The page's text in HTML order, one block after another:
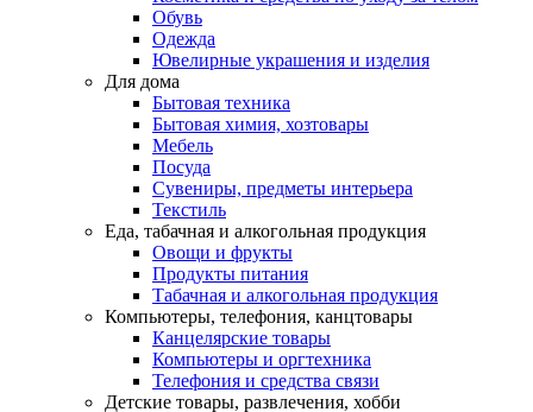
Обувь
Одежда
Ювелирные украшения и изделия
Для дома
Бытовая техника
Бытовая химия, хозтовары
Мебель
Посуда
Сувениры, предметы интерьера
Текстиль
Еда, табачная и алкогольная продукция
Овощи и фрукты
Продукты питания
Табачная и алкогольная продукция
Компьютеры, телефония, канцтовары
Канцелярские товары
Компьютеры и оргтехника
Телефония и средства связи
Детские товары, развлечения, хобби